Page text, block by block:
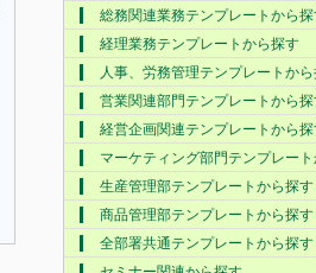
総務関連業務テンプレートから
経理業務テンプレートから探す
人事、労務管理テンプレートか
営業関連部門テンプレートから
経営企画関連テンプレートから
マーケティング部門テンプレー
生産管理部テンプレートから探す
商品管理部テンプレートから探す
全部署共通テンプレートから探す